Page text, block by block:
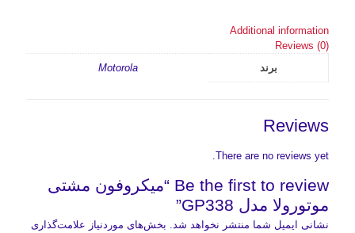
Additional information
Reviews (0)
برند
Motorola
Reviews
There are no reviews yet.
Be the first to review “میکروفون مشتی
موتورولا مدل GP338”
نشانی ایمیل شما منتشر نخواهد شد. بخش‌های موردنیاز علامت‌گذاری